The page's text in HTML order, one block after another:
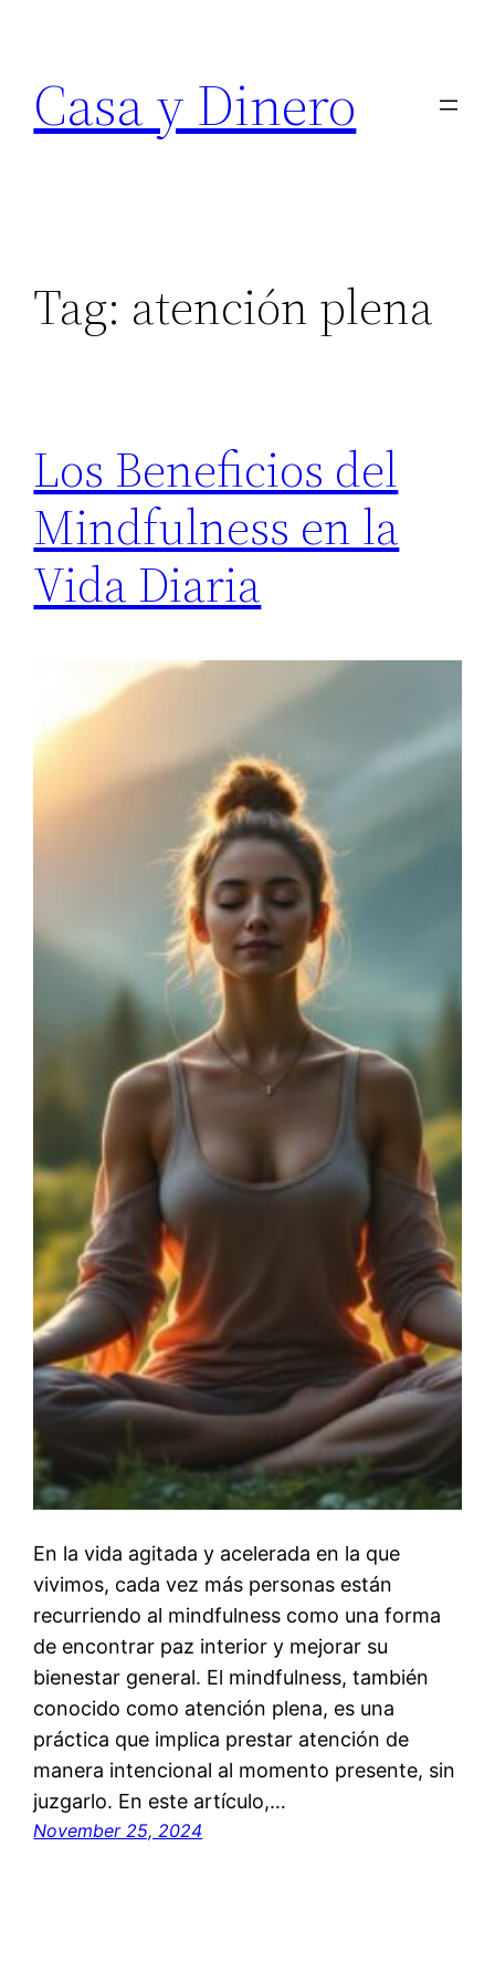
content
Casa y Dinero
Tag: atención plena
Los Beneficios del
Mindfulness en la
Vida Diaria
En la vida agitada y acelerada en la que
vivimos, cada vez más personas están
recurriendo al mindfulness como una forma
de encontrar paz interior y mejorar su
bienestar general. El mindfulness, también
conocido como atención plena, es una
práctica que implica prestar atención de
manera intencional al momento presente, sin
juzgarlo. En este artículo,…
November 25, 2024